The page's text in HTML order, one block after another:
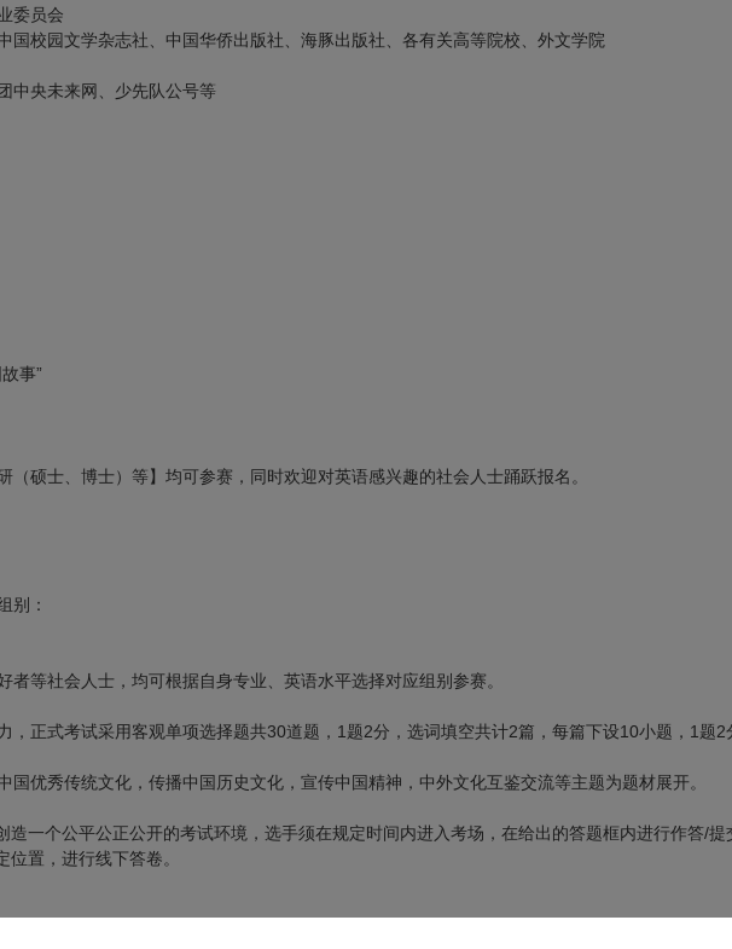
委员会
国校园文学杂志社、中国华侨出版社、海豚出版社、各有关高等院校、外文学院
中央未来网、少先队公号等
事”
硕士、博士）等】均可参赛，同时欢迎对英语感兴趣的社会人士踊跃报名。
别：
等社会人士，均可根据自身专业、英语水平选择对应组别参赛。
，正式考试采用客观单项选择题共30道题，1题2分，选词填空共计2篇，每篇下设10小题，1题
优秀传统文化，传播中国历史文化，宣传中国精神，中外文化互鉴交流等主题为题材展开。
一个公平公正公开的考试环境，选手须在规定时间内进入考场，在给出的答题框内进行作答/提
置，进行线下答卷。